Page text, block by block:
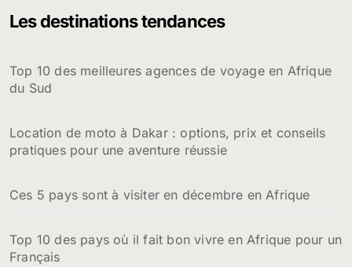
r
e
r
Les destinations tendances
Top 10 des meilleures agences de voyage en Afrique
du Sud
Location de moto à Dakar : options, prix et conseils
pratiques pour une aventure réussie
Ces 5 pays sont à visiter en décembre en Afrique
Top 10 des pays où il fait bon vivre en Afrique pour un
Français